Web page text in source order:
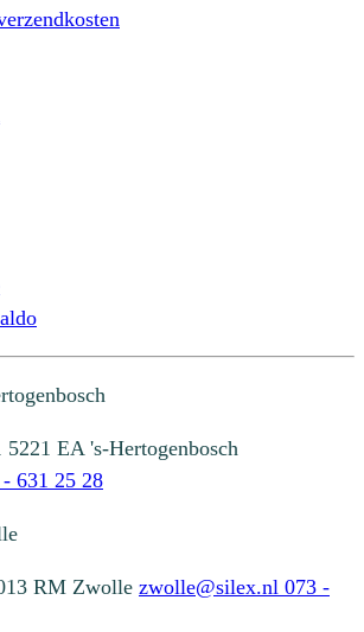
5221 EA 's-Hertogenbosch
631 25 28
RM Zwolle zwolle@silex.nl 073 -